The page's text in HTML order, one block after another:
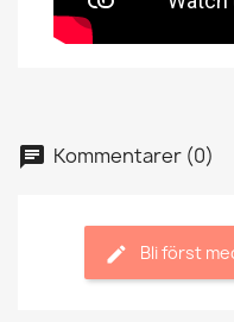
Kommentarer (0)
Bli först